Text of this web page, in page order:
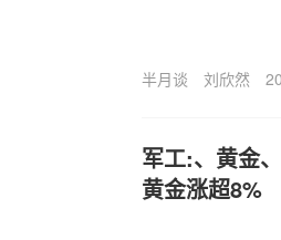
半月谈 刘欣然
军工:、黄金
黄金涨超8%